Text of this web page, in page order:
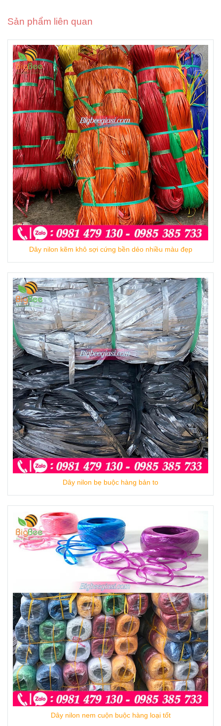
3m6/ sợi.
Đóng gói: 1kg/ bó nhỏ , 10bó nhỏ/ kiện hoặc
theo yêu cầu
Màu sắc: đen, vàng, xanh lá, xanh dương,
vàng.
Công dụng: Dùng để buộc miệng bao, buộc
hàng hóa, thực phẩm, đồ dùng, cây trồng, ,
buộc cua ghẹ, buộc đồ gốm sứ, thùng
carton…
Sản phẩm liên quan
Dây nilon kẽm khô sợi cứng bền dẻo nhiều màu đẹp
Dây nilon bẹ buộc hàng bản to
Dây nilon nem cuộn buộc hàng loại tốt